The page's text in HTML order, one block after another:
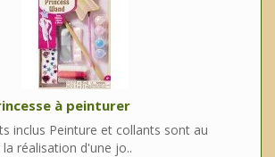
à peinturer
inclus Peinture et collants sont au
réalisation d'une jo..